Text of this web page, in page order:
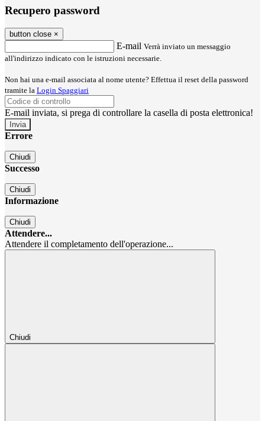
Recupero password
button close ×
E-mail Verrà inviato un messaggio
all'indirizzo indicato con le istruzioni necessarie.
Non hai una e-mail associata al nome utente? Effettua il reset della password
tramite la Login Spaggiari
E-mail inviata, si prega di controllare la casella di posta elettronica!
Errore
Chiudi
Successo
Chiudi
Informazione
Chiudi
Attendere...
Attendere il completamento dell'operazione...
Chiudi